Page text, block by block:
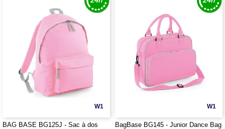
W1
BAG BASE BG125J - Sac à dos
W1
BagBase BG145 - Junior Dance Bag